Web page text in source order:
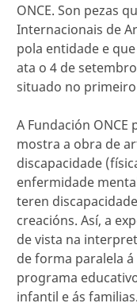
ONCE. Son pezas
Internacionais de
pola entidade e
ata o 4 de
situado no primeiro
A Fundación
mostra a obra de
discapacidade
enfermidade
teren
creacións. Así, a
de vista na
de forma paralela
programa
infantil e ás familias.